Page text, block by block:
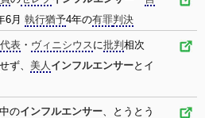
6月 執行猶予4年の有罪判決
代表 ・ ヴィニシウスに批判 相次
せず、 美人 インフルエンサーとイ
中のインフルエンサー、とうとう